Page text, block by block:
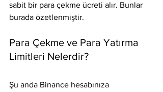
sabit bir para çekme ücreti alır. Bunlar
burada özetlenmiştir.
Para Çekme ve Para Yatırma
Limitleri Nelerdir?
Şu anda Binance hesabınıza